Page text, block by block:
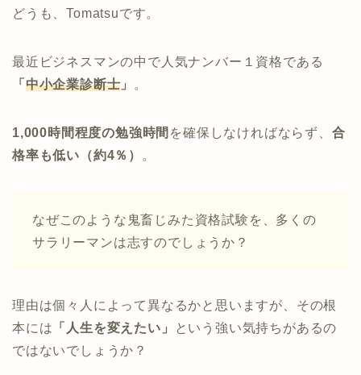
どうも、Tomatsuです。
最近ビジネスマンの中で人気ナンバー１資格である
「 中小企業診断士 」 。
1,000時間程度の勉強時間 を確保しなければならず、 合
格率も低い（約4％）
。
なぜこのような鬼畜じみた資格試験を、多くの
サラリーマンは志すのでしょうか？
理由は個々人によって異なるかと思いますが、その根
本には 「人生を変えたい」
という強い気持ちがあるの
ではないでしょうか？